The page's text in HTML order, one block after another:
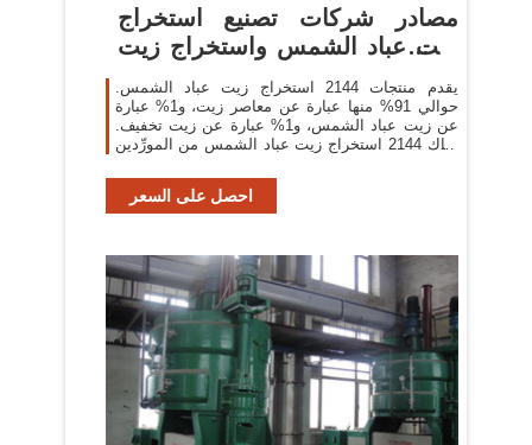
مصادر شركات تصنيع استخراج
زيت عباد الشمس واستخراج زيت
عباد ...
يقدم منتجات 2144 استخراج زيت عباد الشمس.
حوالي 91% منها عبارة عن معاصر زيت، و1% عبارة
عن زيت عباد الشمس، و1% عبارة عن زيت تخفيف.
هناك 2144 استخراج زيت عباد الشمس من المورِّدين
احصل على السعر